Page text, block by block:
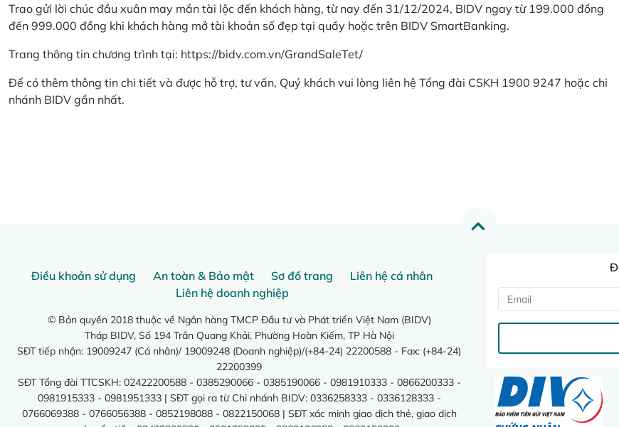
Trao gửi lời chúc đầu xuân may mắn tài lộc đến khách hàng, từ nay đến 31/12/2024, BIDV ngay từ 199.000 đồng
đến 999.000 đồng khi khách hàng mở tài khoản số đẹp tại quầy hoặc trên BIDV SmartBanking.
Trang thông tin chương trình tại: https://bidv.com.vn/GrandSaleTet/
Để có thêm thông tin chi tiết và được hỗ trợ, tư vấn, Quý khách vui lòng liên hệ Tổng đài CSKH 1900 9247 hoặc chi
nhánh BIDV gần nhất.
Điều khoản sử dụng An toàn & Bảo mật Sơ đồ trang
Liên hệ cá nhân
Liên hệ doanh nghiệp
© Bản quyền 2018 thuộc về Ngân hàng TMCP Đầu tư và Phát triển Việt Nam (BIDV)
Tháp BIDV, Số 194 Trần Quang Khải, Phường Hoàn Kiếm, TP Hà Nội
SĐT tiếp nhận: 19009247 (Cá nhân)/ 19009248 (Doanh nghiệp)/(+84-24) 22200588 - Fax: (+84-24)
22200399
SĐT Tổng đài TTCSKH: 02422200588 - 0385290066 - 0385190066 - 0981910333 - 0866200333 -
0981915333 - 0981951333 | SĐT gọi ra từ Chi nhánh BIDV: 0336258333 - 0336128333 -
0766069388 - 0766056388 - 0852198088 - 0822150068 | SĐT xác minh giao dịch thẻ, giao dịch